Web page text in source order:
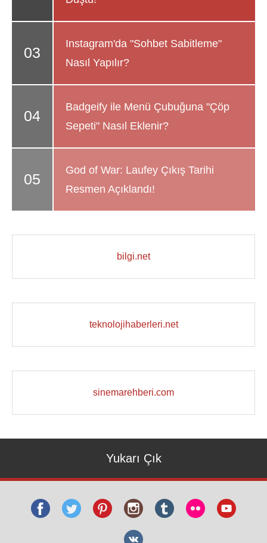
Instagram'da "Sohbet Sabitleme"
Nasıl Yapılır?
Badgeify ile Menü Çubuğuna "Çöp
Sepeti" Nasıl Eklenir?
God of War: Laufey Çıkış Tarihi
Resmen Açıklandı!
bilgi.net
teknolojihaberleri.net
sinemarehberi.com
Yukarı Çık